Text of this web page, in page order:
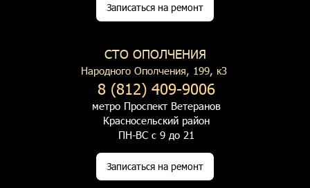
Записаться на ремонт
СТО ОПОЛЧЕНИЯ
Народного Ополчения, 199, к3
8 (812) 409-9006
метро Проспект Ветеранов
Красносельский район
ПН-ВС с 9 до 21
Записаться на ремонт